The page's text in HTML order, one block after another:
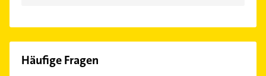
Häufige Fragen